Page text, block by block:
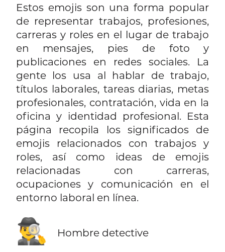
Estos emojis son una forma popular
de representar trabajos, profesiones,
carreras y roles en el lugar de trabajo
en mensajes, pies de foto y
publicaciones en redes sociales. La
gente los usa al hablar de trabajo,
títulos laborales, tareas diarias, metas
profesionales, contratación, vida en la
oficina y identidad profesional. Esta
página recopila los significados de
emojis relacionados con trabajos y
roles, así como ideas de emojis
relacionadas con carreras,
ocupaciones y comunicación en el
entorno laboral en línea.
🕵️‍♂️ Hombre detective